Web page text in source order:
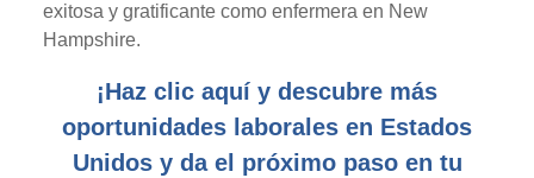
exitosa y gratificante como enfermera en New
Hampshire.
¡Haz clic aquí y descubre más
oportunidades laborales en Estados
Unidos y da el próximo paso en tu